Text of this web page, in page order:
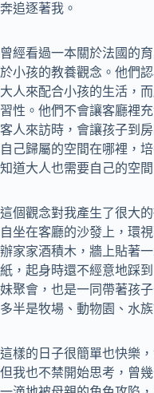
奔追逐著我。
曾經看過一本關於法國的
於小孩的教養觀念。他們
大人來配合小孩的生活，
習性。他們不會讓客廳裡
客人來訪時，會讓孩子到
自己歸屬的空間在哪裡，
知道大人也需要自己的空
這個觀念對我產生了很大
自坐在客廳的沙發上，環
辦家家酒積木，牆上貼著
紙，起身時還不經意地踩
妹聚會，也是一同帶著孩
多半是牧場、動物園、水
這樣的日子很簡單也快樂
但我也不禁開始思考，曾